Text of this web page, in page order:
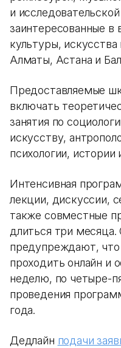
и
заинтересованные в
культуры, искусства
Алматы, Астана и
Предоставляемые
включать
занятия по
искусству,
психологии,
Интенсивная
лекции, дискуссии,
также совместные
длиться три месяца.
предупреждают, что
проходить онлайн и
неделю, по четыре-
проведения
года.
Дедлайн подачи